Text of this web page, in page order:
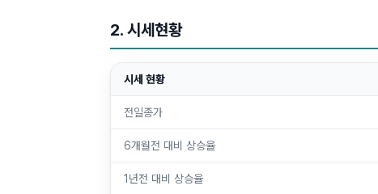
2. 시세현황
시세 현황
전일종가
6개월전 대비 상승율
1년전 대비 상승율